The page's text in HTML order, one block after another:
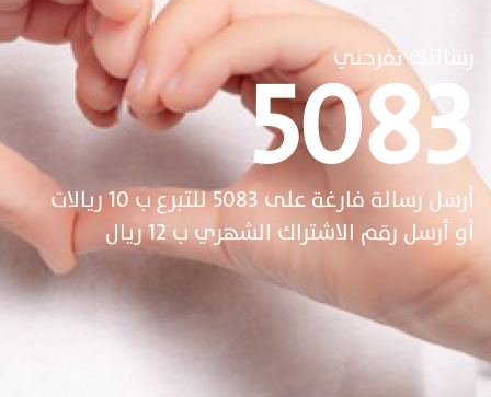
رسالتك تفرحني
5083
أرسل رسالة فارغة على 5083 للتبرع ب 10 ريالات
أو أرسل رقم الاشتراك الشهري ب 12 ريال